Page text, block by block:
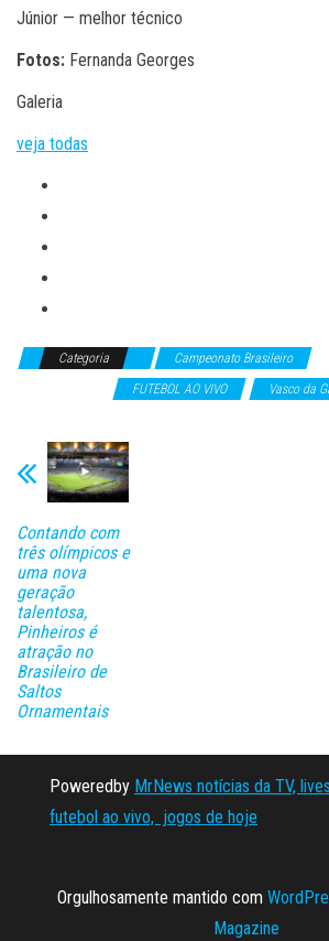
Júnior — melhor técnico
Fotos: Fernanda Georges
Galeria
veja todas
Categoria Campeonato Brasileiro
FUTEBOL AO VIVO Vasco da
Contando com
três olímpicos e
uma nova
geração
talentosa,
Pinheiros é
atração no
Brasileiro de
Saltos
Ornamentais
Poweredby MrNews notícias da TV,
futebol ao vivo, jogos de hoje
Orgulhosamente mantido com
Magazine